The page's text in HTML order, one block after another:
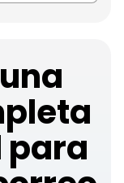
para